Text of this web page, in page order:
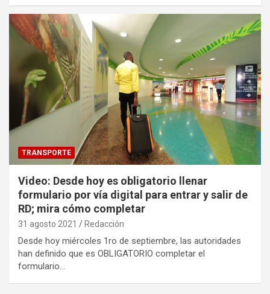
TRANSPORTE
Video: Desde hoy es obligatorio llenar
formulario por vía digital para entrar y salir de
RD; mira cómo completar
31 agosto 2021 Redacción
Desde hoy miércoles 1ro de septiembre, las autoridades
han definido que es OBLIGATORIO completar el
formulario…